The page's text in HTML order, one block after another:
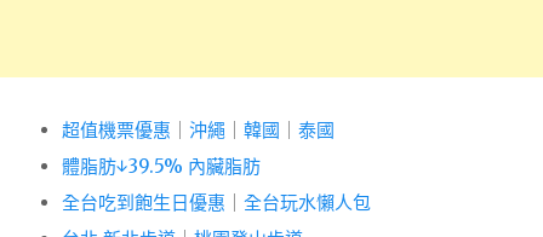
超值機票優惠 沖繩 韓國
泰國
體脂肪↓39.5% 內臟脂肪
全台吃到飽生日優惠
全台玩水懶人包